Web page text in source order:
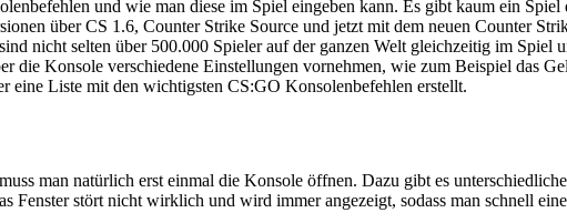
und wie man diese im Spiel eingeben kann. Es gibt kaum ein Spiel
über CS 1.6, Counter Strike Source und jetzt mit dem neuen Counter
nicht selten über 500.000 Spieler auf der ganzen Welt gleichzeitig im Spiel
die Konsole verschiedene Einstellungen vornehmen, wie zum Beispiel das
eine Liste mit den wichtigsten CS:GO Konsolenbefehlen erstellt.
man natürlich erst einmal die Konsole öffnen. Dazu gibt es
stört nicht wirklich und wird immer angezeigt, sodass man schnell